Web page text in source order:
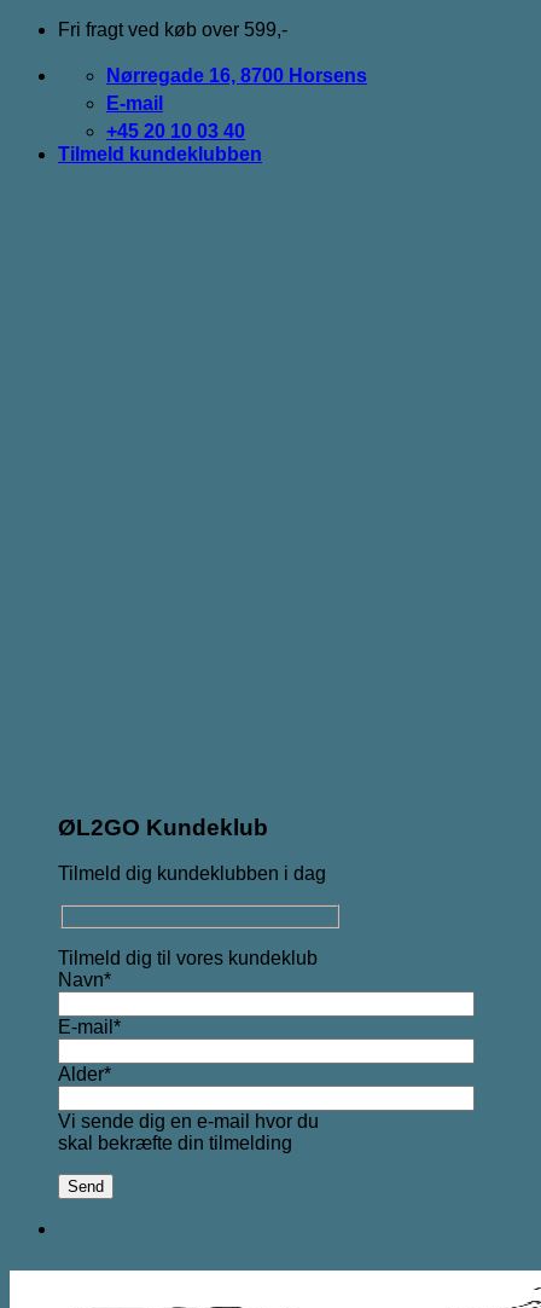
Fortsæt
indhold
Fri fragt ved køb over 599,-
Nørregade 16, 8700 Horsens
E-mail
+45 20 10 03 40
Tilmeld kundeklubben
ØL2GO Kundeklub
Tilmeld dig kundeklubben i dag
Tilmeld dig til vores kundeklub
Navn*
E-mail*
Alder*
Vi sende dig en e-mail hvor du
skal bekræfte din tilmelding